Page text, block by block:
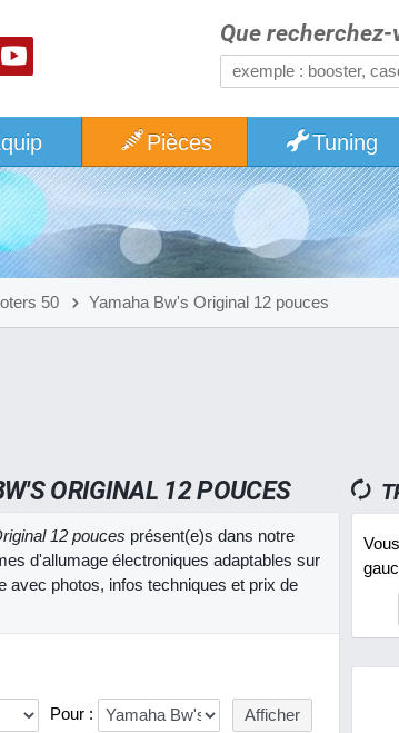
Que recherchez-
Pièces Tuning
50 Yamaha Bw's Original 12 pouces
ORIGINAL 12 POUCES
12 pouces présent(e)s dans notre
d'allumage électroniques adaptables sur
avec photos, infos techniques et prix de
Pour :